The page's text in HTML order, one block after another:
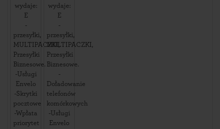
wydaje:
E
-
przesyłki,
MULTIPACZKI,
Przesyłki
Biznesowe.
-Usługi
Envelo
-Skrytki
pocztowe
-Wpłata
priorytet
wydaje:
E
-
przesyłki,
MULTIPACZKI,
Przesyłki
Biznesowe.
-
Doładowanie
telefonów
komórkowych
-Usługi
Envelo